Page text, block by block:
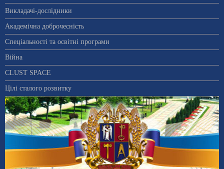
Викладачі-дослідники
Академічна доброчесність
Спеціальності та освітні програми
Війна
CLUST SPACE
Цілі сталого розвитку